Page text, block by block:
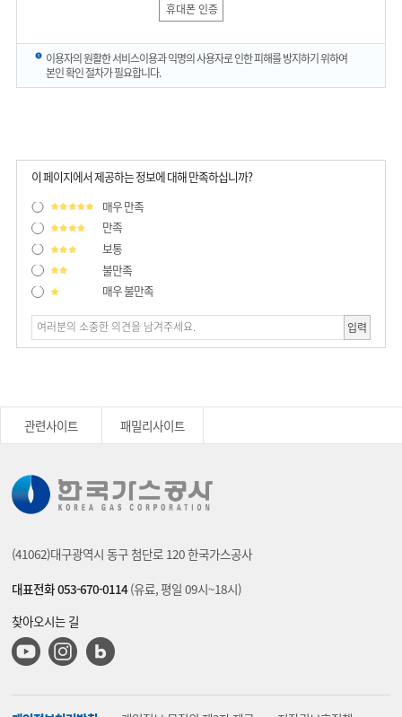
휴대폰 인증
이용자의 원활한 서비스이용과 익명의 사용자로 인한 피해를 방지하기 위하여
본인 확인 절차가 필요합니다.
이 페이지에서 제공하는 정보에 대해 만족하십니까?
매우 만족
만족
보통
불만족
매우 불만족
입력
관련사이트 패밀리사이트
(41062)대구광역시 동구 첨단로 120 한국가스공사
대표전화 053-670-0114(유료, 평일 09시~18시)
찾아오시는 길
유튜브인스타그램블로그